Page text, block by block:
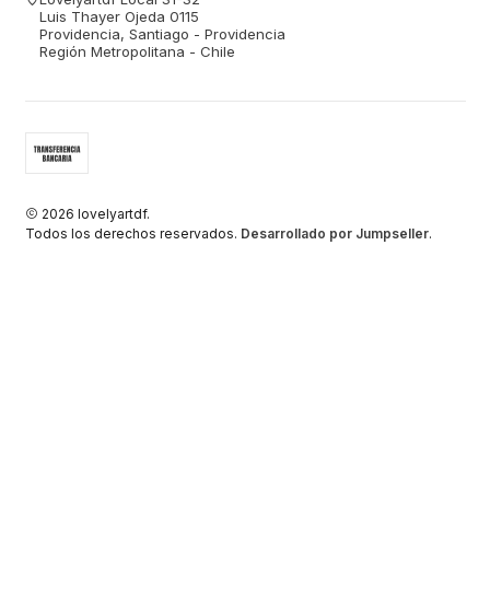
Luis Thayer Ojeda 0115
Providencia, Santiago - Providencia
Región Metropolitana - Chile
2026 lovelyartdf.
Todos los derechos reservados. Desarrollado por Jumpseller.